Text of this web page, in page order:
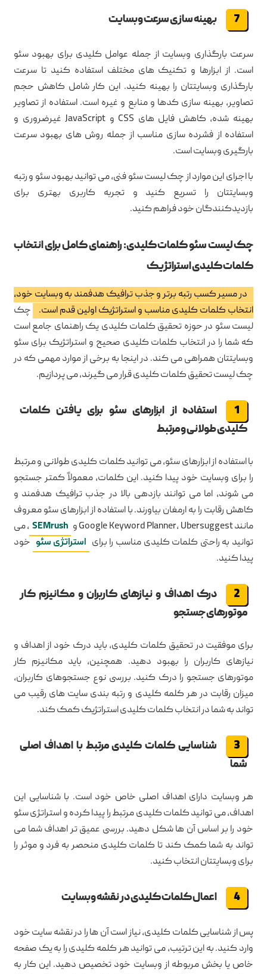
بهینه سازی سرعت وبسایت
سرعت بارگذاری وبسایت از جمله عوامل کلیدی برای بهبود سئو
است. از ابزارها و تکنیک های مختلف استفاده کنید تا سرعت
بارگذاری وبسایتتان را بهینه کنید. این کار شامل کاهش حجم
تصاویر، بهینه سازی کدها و منابع و غیره است. استفاده از تصاویر
بهینه شده، کاهش فایل های CSS و JavaScript غیرضروری و
استفاده از فشرده سازی مناسب از جمله روش های بهبود سرعت
بارگیری وبسایت است.
با اجرای این موارد از چک لیست سئو فنی، می توانید بهبود سئو و رتبه
وبسایتتان را تسریع کنید و تجربه کاربری بهتری برای
بازدیدکنندگان خود فراهم کنید.
چک لیست سئو کلمات کلیدی: راهنمای کامل برای انتخاب
کلمات کلیدی استراتژیک
در مسیر کسب رتبه برتر و جذب ترافیک هدفمند به وبسایت خود،
انتخاب کلمات کلیدی مناسب و استراتژیک اولین قدم است.
چک
لیست سئو در حوزه تحقیق کلمات کلیدی یک راهنمای جامع است
که شما را در انتخاب کلمات کلیدی صحیح و استراتژیک برای سئو
وبسایتتان همراهی می کند. در اینجا به برخی از موارد مهمی که در
چک لیست تحقیق کلمات کلیدی قرار می گیرند، می پردازیم.
استفاده از ابزارهای سئو برای یافتن کلمات
کلیدی طولانی و مرتبط
با استفاده از ابزارهای سئو، می توانید کلمات کلیدی طولانی و مرتبط
را برای وبسایت خود پیدا کنید. این کلمات، معمولاً کمتر جستجو
می شوند، اما می توانند بازدهی بالا در جذب ترافیک هدفمند و
کاهش رقابت را به ارمغان بیاورند. با استفاده از ابزارهای سئو معروف
مانند Google Keyword Planner، Ubersuggest و
SEMrush ، می
توانید به راحتی کلمات کلیدی مناسب را برای استراتژی سئو خود
پیدا کنید.
درک اهداف و نیازهای کاربران و مکانیزم کار
موتورهای جستجو
برای موفقیت در تحقیق کلمات کلیدی، باید درک خود از اهداف و
نیازهای کاربران را بهبود دهید. همچنین، باید مکانیزم کار
موتورهای جستجو را درک کنید. بررسی نوع جستجوهای کاربران،
میزان رقابت در هر کلمه کلیدی و رتبه بندی سایت های رقیب می
تواند به شما در انتخاب کلمات کلیدی استراتژیک کمک کند.
شناسایی کلمات کلیدی مرتبط با اهداف اصلی
شما
هر وبسایت دارای اهداف اصلی خاص خود است. با شناسایی این
اهداف، می توانید کلمات کلیدی مرتبط را پیدا کرده و استراتژی سئو
خود را بر اساس آن ها شکل دهید. بررسی عمیق تر اهداف شما می
تواند به شما کمک کند تا کلمات کلیدی منحصر به فرد و موثر را
برای وبسایتتان انتخاب کنید.
اعمال کلمات کلیدی در نقشه وبسایت
پس از شناسایی کلمات کلیدی، نیاز است آن ها را در نقشه سایت خود
وارد کنید. به این ترتیب، می توانید هر کلمه کلیدی را به یک صفحه
خاص یا بخش مربوطه از وبسایت خود تخصیص دهید. این کار به